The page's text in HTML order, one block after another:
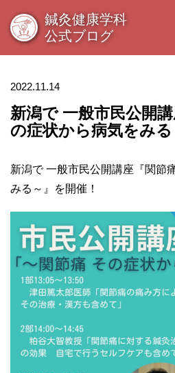
鍼灸健康学科
公式ブログ
2022.11.14
新潟で 一般市民公開
の症状から病気をみる
新潟で 一般市民公開講座『関節
みる～』を開催！